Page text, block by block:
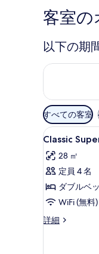
客室
以下の期
今夜 8月 7 -
利
用
可
能
な
客
室
の
絞
り
すべての客室
Classic
Superior
Room
の
す
べ
て
5
Classic
28 ㎡
定員 4 名
ダブルベ
WiFi (無料)
詳細
Classic